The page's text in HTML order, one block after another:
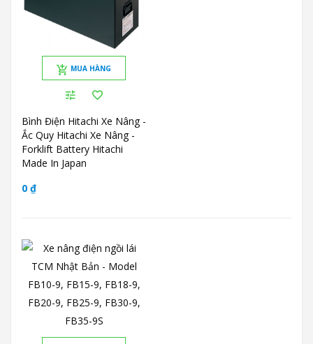
MUA HÀNG
Bình Điện Hitachi Xe Nâng -
Ắc Quy Hitachi Xe Nâng -
Forklift Battery Hitachi
Made In Japan
0 ₫